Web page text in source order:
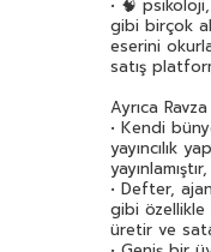
• 🧠
gibi birçok
eserini
satış
Ayrıca
• Kendi
yayıncılık
yayınlamıştır,
• Defter,
gibi özellikle
üretir ve